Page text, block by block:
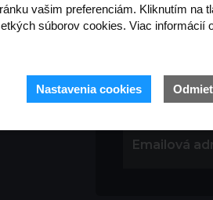
Buďte prvý,
vašim preferenciám. Kliknutím na
súborov cookies. Viac informácií
Nastavenia cookies